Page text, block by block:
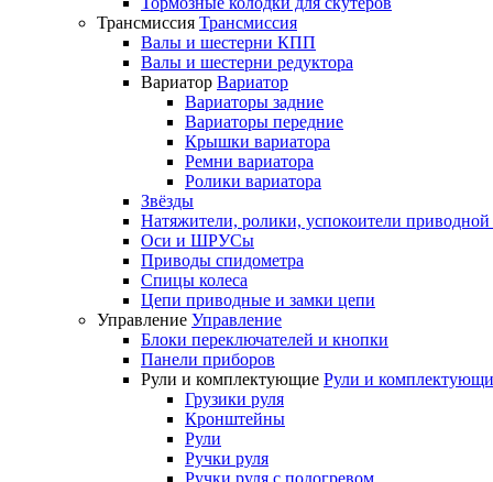
Трансмиссия Трансмиссия
Валы и шестерни КПП
Валы и шестерни редуктора
Вариатор Вариатор
Вариаторы задние
Вариаторы передние
Крышки вариатора
Ремни вариатора
Ролики вариатора
Звёзды
Натяжители, ролики, успокоители
Оси и ШРУСы
Приводы спидометра
Спицы колеса
Цепи приводные и замки цепи
Управление Управление
Блоки переключателей и кнопки
Панели приборов
Рули и комплектующие Рули и
Грузики руля
Кронштейны
Рули
Ручки руля
Ручки руля с подогревом